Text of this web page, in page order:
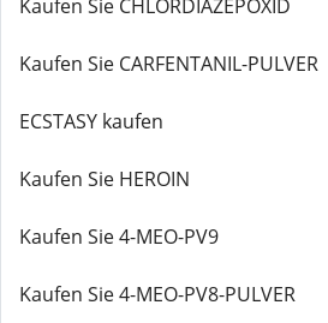
Kaufen Sie CHLORDIAZEPOXID
Kaufen Sie CARFENTANIL-PULVER
ECSTASY kaufen
Kaufen Sie HEROIN
Kaufen Sie 4-MEO-PV9
Kaufen Sie 4-MEO-PV8-PULVER